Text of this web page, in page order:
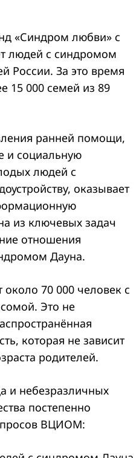
«Синдром любви» с
людей с синдромом
России. За это время
15 000 семей из 89
ранней помощи,
и социальную
людей с
оказывает
из ключевых задач
отношения
Дауна.
70 000 человек с
Это не
которая не зависит
родителей.
и небезразличных
постепенно
ВЦИОМ: